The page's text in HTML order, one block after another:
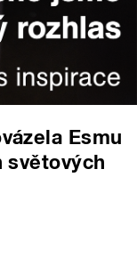
Esmu
světových